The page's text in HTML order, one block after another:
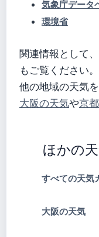
気象庁データ
環境省
関連情報として、
もご覧ください。
他の地域の天気
大阪の天気や京
ほかの
すべての天気
大阪の天気